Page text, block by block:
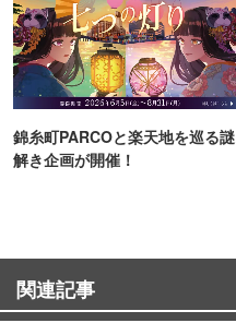
錦糸町PARCOと楽天地を巡る謎
解き企画が開催！
関連記事